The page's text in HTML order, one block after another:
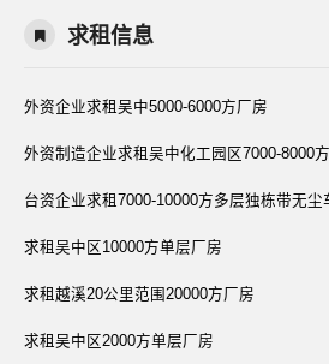
求租信息
外资企业求租吴中5000-6000方厂房
外资制造企业求租吴中化工园区7000-8000
台资企业求租7000-10000方多层独栋带无尘
求租吴中区10000方单层厂房
求租越溪20公里范围20000方厂房
求租吴中区2000方单层厂房